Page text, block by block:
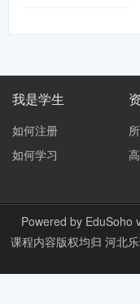
我是学生
如何注册
如何学习
Powered by EduSoho
课程内容版权均归 河北